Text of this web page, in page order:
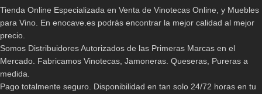
Tienda Online Especializada en Venta de Vinotecas Online, y Muebles
para Vino. En enocave.es podrás encontrar la mejor calidad al mejor
precio.
Somos Distribuidores Autorizados de las Primeras Marcas en el
Mercado. Fabricamos Vinotecas, Jamoneras. Queseras, Pureras a
medida.
Pago totalmente seguro. Disponibilidad en tan solo 24/72 horas en tu